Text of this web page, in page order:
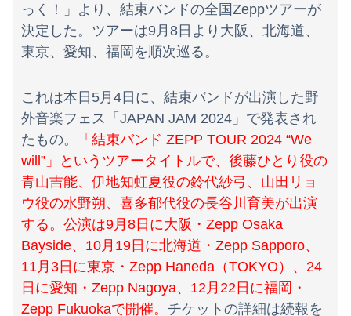
【日向坂46】藤嶌果歩写真集公式、お詫び
実質賃金、6カ月連続プラスｗｗｗｗｗｗｗｗｗｗｗ
っく！」より、結束バンドの全国Zeppツアーが
決定した。ツアーは9月8日より大阪、北海道、
東京、愛知、福岡を順次巡る。
これは本日5月4日に、結束バンドが出演した野
外音楽フェス「JAPAN JAM 2024」で発表され
たもの。
「結束バンド ZEPP TOUR 2024 “We
will”」というツアータイトルで、後藤ひとり役の
青山吉能、伊地知虹夏役の鈴代紗弓、山田リョ
ウ役の水野朔、喜多郁代役の長谷川育美が出演
する。公演は9月8日に大阪・Zepp Osaka
Bayside、10月19日に北海道・Zepp Sapporo、
11月3日に東京・Zepp Haneda（TOKYO）、24
日に愛知・Zepp Nagoya、12月22日に福岡・
Zepp Fukuokaで開催。 チケットの詳細は続報を